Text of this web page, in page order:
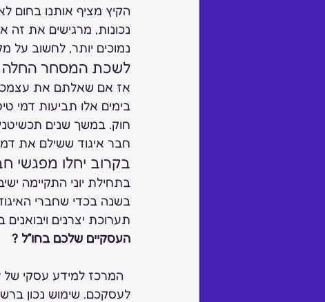
הקיץ מציף אותנו בחום
נכונות, מרגישים את זה
נמוכים יותר, לחשוב על
לשכת המסחר החלה
אז אם שאלתם את עצמכם
בימים אלו תביעות דמי
חוק. במשך שנים
חבר איגוד ששילם את דמי החבר 2019 פטור מחברות גם בלשכה, במקרה
בקרוב יחלו מפגשי
בתחילת יוני התקיימה
בשנה בכדי שחברי האיגוד
תערוכת יצרנים
העסקיים שלכם בחו”ל ?
המרכז למידע עסקי
לעסקכם. שימוש נכון